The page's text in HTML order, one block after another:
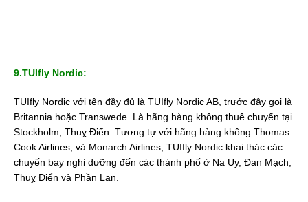
9.TUIfly Nordic:
TUIfly Nordic với tên đầy đủ là TUIfly Nordic AB, trước đây gọi là
Britannia hoặc Transwede. Là hãng hàng không thuê chuyến tại
Stockholm, Thuỵ Điển. Tương tự với hãng hàng không Thomas
Cook Airlines, và Monarch Airlines, TUIfly Nordic khai thác các
chuyến bay nghỉ dưỡng đến các thành phố ở Na Uy, Đan Mạch,
Thuỵ Điển và Phần Lan.